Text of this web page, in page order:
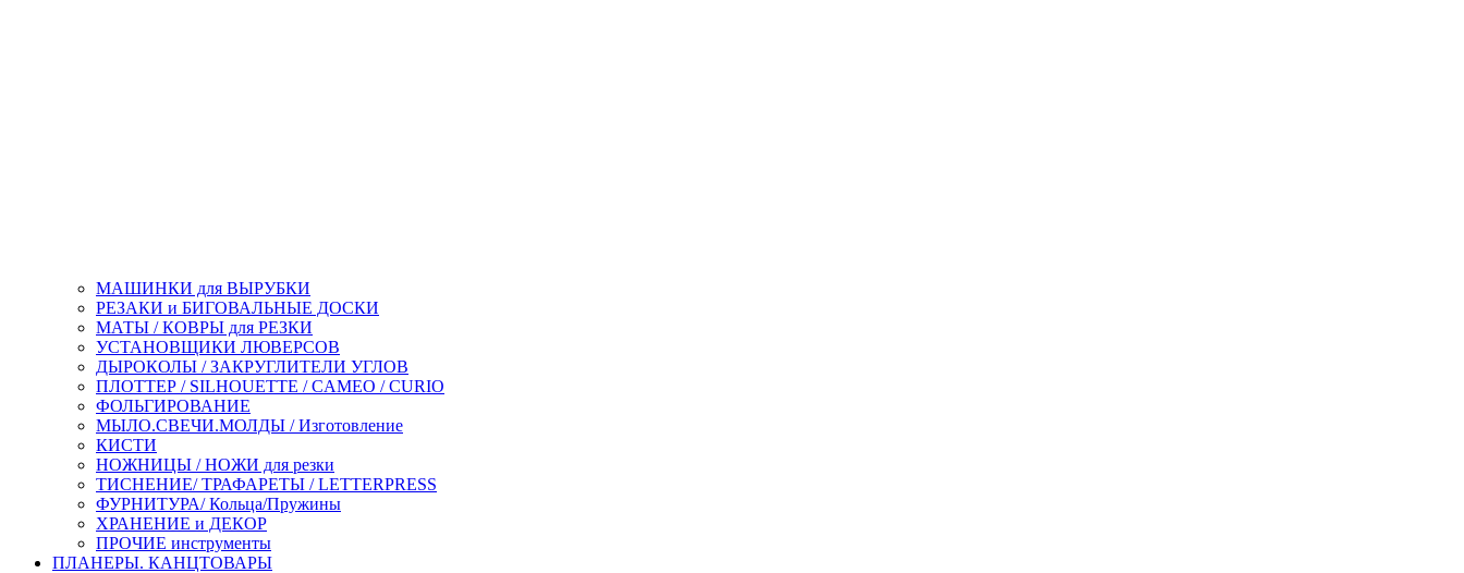
МАШИНКИ для ВЫРУБКИ
РЕЗАКИ и БИГОВАЛЬНЫЕ ДОСКИ
МАТЫ / КОВРЫ для РЕЗКИ
УСТАНОВЩИКИ ЛЮВЕРСОВ
ДЫРОКОЛЫ / ЗАКРУГЛИТЕЛИ УГЛОВ
ПЛОТТЕР / SILHOUETTE / CAMEO / CURIO
ФОЛЬГИРОВАНИЕ
МЫЛО.СВЕЧИ.МОЛДЫ / Изготовление
КИСТИ
НОЖНИЦЫ / НОЖИ для резки
ТИСНЕНИЕ/ ТРАФАРЕТЫ / LETTERPRESS
ФУРНИТУРА/ Кольца/Пружины
ХРАНЕНИЕ и ДЕКОР
ПРОЧИЕ инструменты
ПЛАНЕРЫ. КАНЦТОВАРЫ